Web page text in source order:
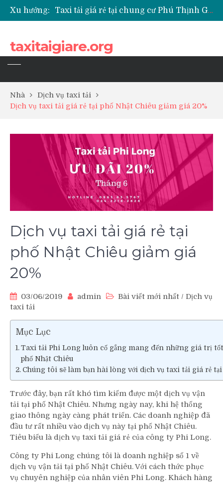
Xu hướng:
Taxi tải giá rẻ tại chung cư Park Kiara Hà Đông
Taxi tải giá rẻ tại chung cư Grande Park Phú Lãm
taxitaigiare.org
Nhà
Dịch vụ taxi tải
Dịch vụ taxi tải giá rẻ tại phố Nhật Chiêu giảm giá 20%
Dịch vụ taxi tải giá rẻ tại
phố Nhật Chiêu giảm giá
20%
03/06/2019 admin Bài viết mới nhất / Dịch vụ
taxi tải
Mục Lục
Taxi tải Phi Long luôn cố gắng mang đến những giá trị
phố Nhật Chiêu
Chúng tôi sẽ làm bạn hài lòng với dịch vụ taxi tải giá rẻ tại
Trước đây, bạn rất khó tìm kiếm được một dịch vụ vận
tải tại phố Nhật Chiêu. Nhưng ngày nay, khi hệ thống
giao thông ngày càng phát triển. Các doanh nghiệp đã
đầu tư rất nhiều vào dịch vụ này tại phố Nhật Chiêu.
Tiêu biểu là dịch vụ taxi tải giá rẻ của công ty Phi Long.
Công ty Phi Long chúng tôi là doanh nghiệp số 1 về
dịch vụ vận tải tại phố Nhật Chiêu. Với cách thức phục
vụ chuyên nghiệp của nhân viên Phi Long. Khách hàng